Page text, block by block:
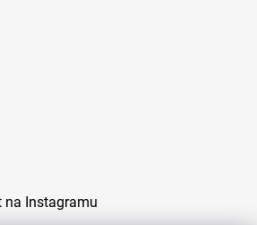
na Instagramu